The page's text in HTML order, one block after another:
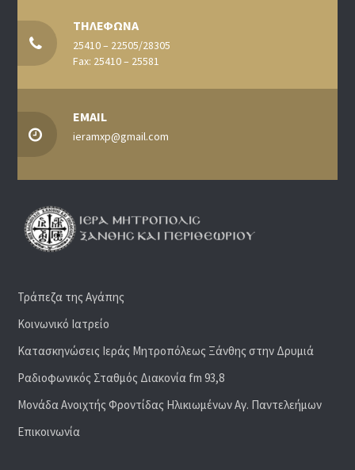
ΤΗΛΕΦΩΝΑ
25410 – 22505/28305
Fax: 25410 – 25581
EMAIL
ieramxp@gmail.com
Τράπεζα της Αγάπης
Κοινωνικό Ιατρείο
Κατασκηνώσεις Ιεράς Μητροπόλεως Ξάνθης στην Δρυμιά
Ραδιoφωνικός Σταθμός Διακονία fm 93,8
Μονάδα Ανοιχτής Φροντίδας Ηλικιωμένων Αγ. Παντελεήμων
Επικοινωνία